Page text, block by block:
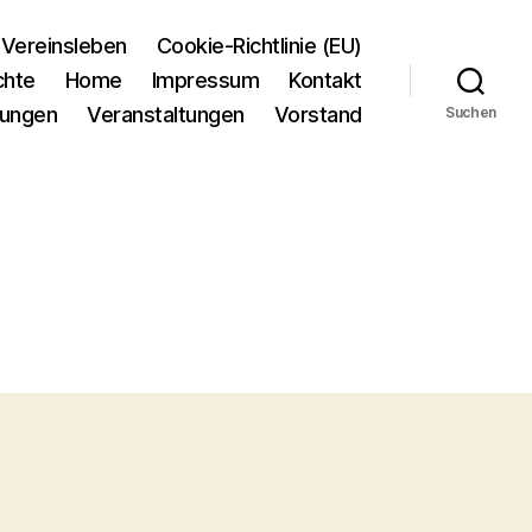
Cookie-Richtlinie (EU)
Home Impressum
Kontakt
Veranstaltungen Vorstand Suchen